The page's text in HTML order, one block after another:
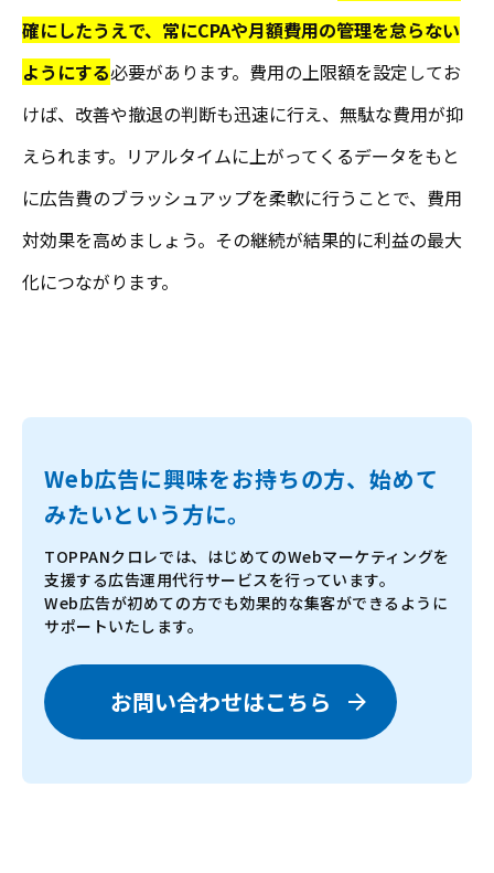
確にしたうえで、常にCPAや月額費用の管理を怠らない
ようにする必要があります。費用の上限額を設定してお
けば、改善や撤退の判断も迅速に行え、無駄な費用が抑
えられます。リアルタイムに上がってくるデータをもと
に広告費のブラッシュアップを柔軟に行うことで、費用
対効果を高めましょう。その継続が結果的に利益の最大
化につながります。
Web広告に興味をお持ちの方、始めて
みたいという方に。
TOPPANクロレでは、はじめてのWebマーケティングを
支援する広告運用代行サービスを行っています。
Web広告が初めての方でも効果的な集客ができるように
サポートいたします。
お問い合わせはこちら